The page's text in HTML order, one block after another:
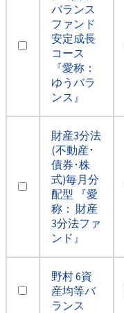
バランス
ファンド
安定成長
コース
『愛称：
ゆうバラ
ンス』
財産3分法
(不動産･
債券･株
式)毎月分
配型 『愛
称： 財産
3分法ファ
ンド』
野村 6資
産均等バ
ランス